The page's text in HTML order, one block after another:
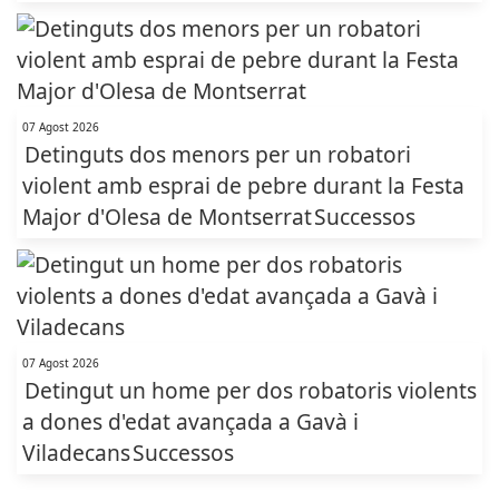
07 Agost 2026
Detinguts dos menors per un robatori
violent amb esprai de pebre durant la Festa
Major d'Olesa de MontserratSuccessos
07 Agost 2026
Detingut un home per dos robatoris violents
a dones d'edat avançada a Gavà i
ViladecansSuccessos